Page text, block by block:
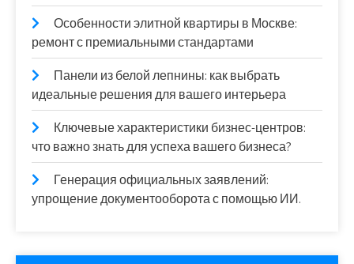
Особенности элитной квартиры в Москве:
ремонт с премиальными стандартами
Панели из белой лепнины: как выбрать
идеальные решения для вашего интерьера
Ключевые характеристики бизнес-центров:
что важно знать для успеха вашего бизнеса?
Генерация официальных заявлений:
упрощение документооборота с помощью ИИ.